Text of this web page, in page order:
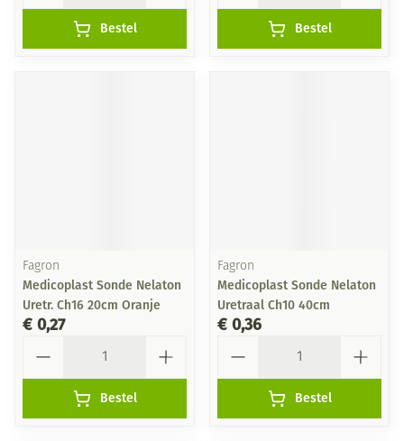
Bestel Bestel
Fagron
Medicoplast Sonde Nelaton
Uretr. Ch16 20cm Oranje
€ 0,27
Bestel
Fagron
Medicoplast Sonde Nelaton
Uretraal Ch10 40cm
€ 0,36
Bestel